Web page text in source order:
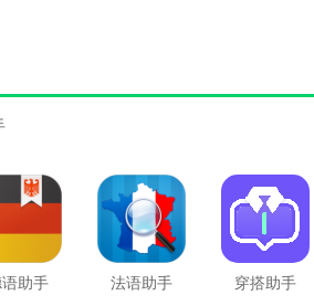
助手 法语助手 穿搭助手